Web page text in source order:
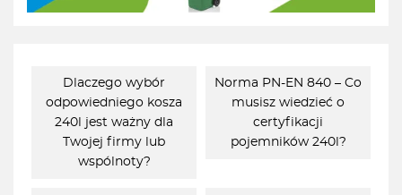
Dlaczego wybór
odpowiedniego kosza
240l jest ważny dla
Twojej firmy lub
wspólnoty?
Norma PN-EN 840 – Co
musisz wiedzieć o
certyfikacji
pojemników 240l?